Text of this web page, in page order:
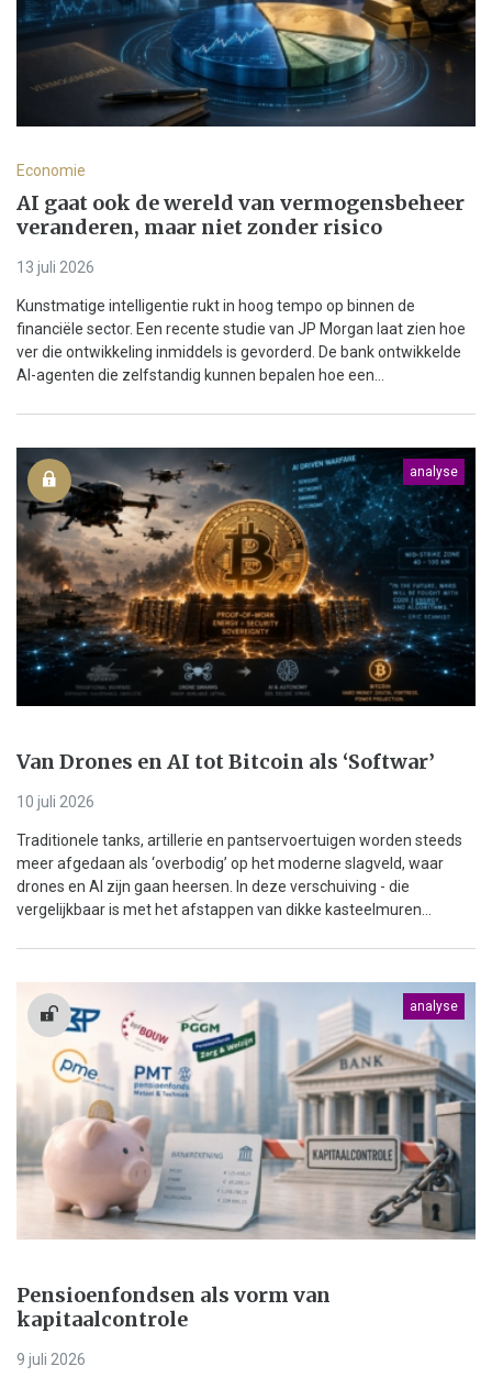
Economie
AI gaat ook de wereld van vermogensbeheer
veranderen, maar niet zonder risico
13 juli 2026
Kunstmatige intelligentie rukt in hoog tempo op binnen de
financiële sector. Een recente studie van JP Morgan laat zien hoe
ver die ontwikkeling inmiddels is gevorderd. De bank ontwikkelde
AI-agenten die zelfstandig kunnen bepalen hoe een...
analyse
Van Drones en AI tot Bitcoin als ‘Softwar’
10 juli 2026
Traditionele tanks, artillerie en pantservoertuigen worden steeds
meer afgedaan als ‘overbodig’ op het moderne slagveld, waar
drones en AI zijn gaan heersen. In deze verschuiving - die
vergelijkbaar is met het afstappen van dikke kasteelmuren...
analyse
Pensioenfondsen als vorm van
kapitaalcontrole
9 juli 2026